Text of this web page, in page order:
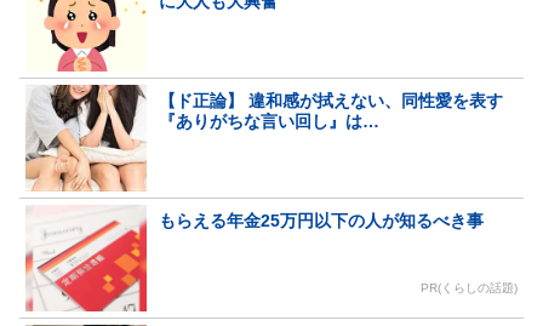
【ド正論】 違和感が拭えない、同性愛を表す
『ありがちな言い回し』は…
もらえる年金25万円以下の人が知るべき事
PR(くらしの話題)